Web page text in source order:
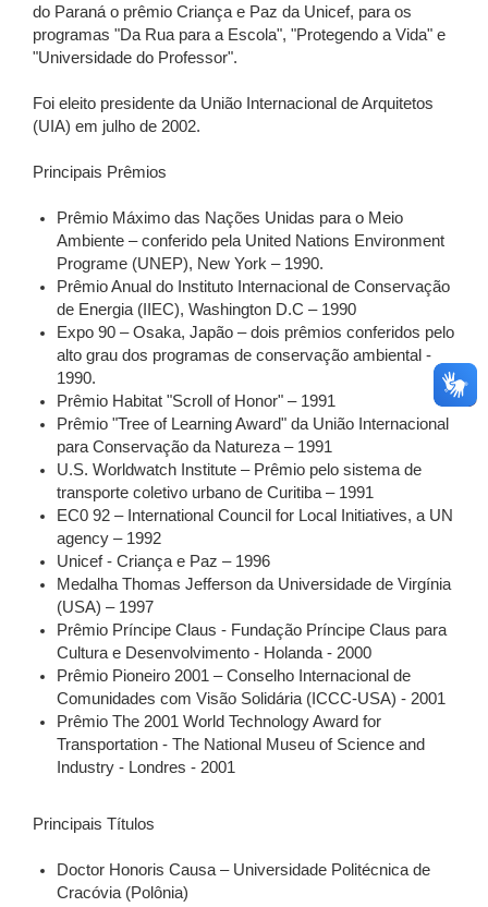
do Paraná o prêmio Criança e Paz da Unicef, para os
programas "Da Rua para a Escola", "Protegendo a Vida" e
"Universidade do Professor".
Foi eleito presidente da União Internacional de Arquitetos
(UIA) em julho de 2002.
Principais Prêmios
Prêmio Máximo das Nações Unidas para o Meio
Ambiente – conferido pela United Nations Environment
Programe (UNEP), New York – 1990.
Prêmio Anual do Instituto Internacional de Conservação
de Energia (IIEC), Washington D.C – 1990
Expo 90 – Osaka, Japão – dois prêmios conferidos pelo
alto grau dos programas de conservação ambiental -
1990.
Prêmio Habitat "Scroll of Honor" – 1991
Prêmio "Tree of Learning Award" da União Internacional
para Conservação da Natureza – 1991
U.S. Worldwatch Institute – Prêmio pelo sistema de
transporte coletivo urbano de Curitiba – 1991
EC0 92 – International Council for Local Initiatives, a UN
agency – 1992
Unicef - Criança e Paz – 1996
Medalha Thomas Jefferson da Universidade de Virgínia
(USA) – 1997
Prêmio Príncipe Claus - Fundação Príncipe Claus para
Cultura e Desenvolvimento - Holanda - 2000
Prêmio Pioneiro 2001 – Conselho Internacional de
Comunidades com Visão Solidária (ICCC-USA) - 2001
Prêmio The 2001 World Technology Award for
Transportation - The National Museu of Science and
Industry - Londres - 2001
Principais Títulos
Doctor Honoris Causa – Universidade Politécnica de
Cracóvia (Polônia)